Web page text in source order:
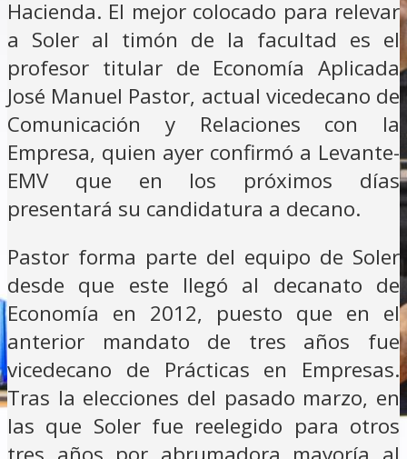
Hacienda. El mejor colocado para relevar
a Soler al timón de la facultad es el
profesor titular de Economía Aplicada
José Manuel Pastor, actual vicedecano de
Comunicación y Relaciones con la
Empresa, quien ayer confirmó a Levante-
EMV que en los próximos días
presentará su candidatura a decano.
Pastor forma parte del equipo de Soler
desde que este llegó al decanato de
Economía en 2012, puesto que en el
anterior mandato de tres años fue
vicedecano de Prácticas en Empresas.
Tras la elecciones del pasado marzo, en
las que Soler fue reelegido para otros